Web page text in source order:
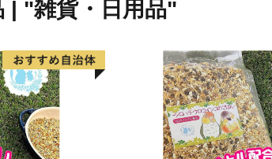
| "雑貨・日用品"